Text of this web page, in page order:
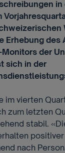
in
Erhebung des
der
sich in der
im vierten
zum letzten
stabil.
positiver
nach